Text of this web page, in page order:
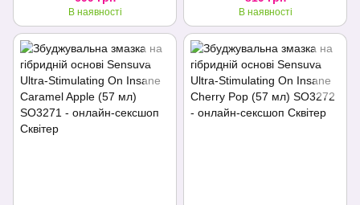
поколювання
В наявності
(57 мл)
В наявності